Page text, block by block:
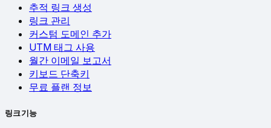
추적 링크 생성
링크 관리
커스텀 도메인 추가
UTM 태그 사용
월간 이메일 보고서
키보드 단축키
무료 플랜 정보
링크 기능